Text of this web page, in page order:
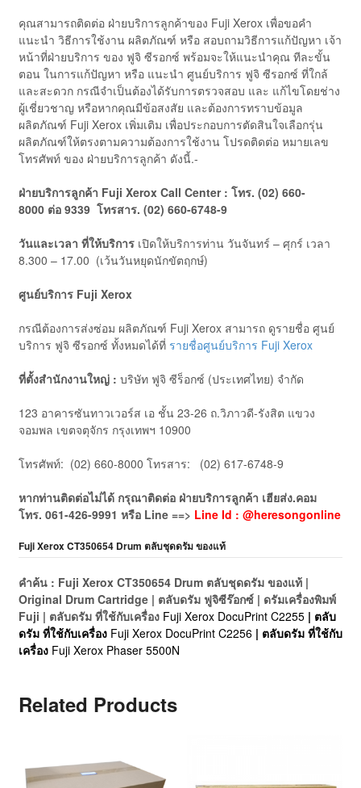
คุณสามารถติดต่อ ฝ่ายบริการลูกค้าของ Fuji Xerox เพื่อขอคำ
แนะนำ วิธีการใช้งาน ผลิตภัณฑ์ หรือ สอบถามวิธีการแก้ปัญหา เจ้า
หน้าที่ฝ่ายบริการ ของ ฟูจิ ซีรอกซ์ พร้อมจะให้แนะนำคุณ ทีละขั้น
ตอน ในการแก้ปัญหา หรือ แนะนำ ศูนย์บริการ ฟูจิ ซีรอกซ์ ที่ใกล้
และสะดวก กรณีจำเป็นต้องได้รับการตรวจสอบ และ แก้ไขโดยช่าง
ผู้เชี่ยวชาญ หรือหากคุณมีข้อสงสัย และต้องการทราบข้อมูล
ผลิตภัณฑ์ Fuji Xerox เพิ่มเติม เพื่อประกอบการตัดสินใจเลือกรุ่น
ผลิตภัณฑ์ให้ตรงตามความต้องการใช้งาน โปรดติดต่อ หมายเลข
โทรศัพท์ ของ ฝ่ายบริการลูกค้า ดังนี้.-
ฝ่ายบริการลูกค้า Fuji Xerox Call Center: โทร. (02) 660-
8000 ต่อ 9339 โทรสาร. (02) 660-6748-9
วันและเวลา ที่ให้บริการเปิดให้บริการท่าน วันจันทร์ – ศุกร์ เวลา
8.300 – 17.00 (เว้นวันหยุดนักขัตฤกษ์)
ศูนย์บริการ Fuji Xerox
กรณีต้องการส่งซ่อม ผลิตภัณฑ์ Fuji Xerox สามารถ ดูรายชื่อ ศูนย์
บริการ ฟูจิ ซีรอกซ์ ทั้งหมดได้ที่ รายชื่อศูนย์บริการ Fuji Xerox
ที่ตั้งสำนักงานใหญ่ : บริษัท ฟูจิ ซีร็อกซ์ (ประเทศไทย) จำกัด
123 อาคารซันทาวเวอร์ส เอ ชั้น 23-26 ถ.วิภาวดี-รังสิต แขวง
จอมพล เขตจตุจักร กรุงเทพฯ 10900
โทรศัพท์: (02) 660-8000 โทรสาร: (02) 617-6748-9
หากท่านติดต่อไม่ได้ กรุณาติดต่อ ฝ่ายบริการลูกค้า เฮียส่ง.คอม
โทร. 061-426-9991 หรือ Line ==> Line Id : @heresongonline
Fuji Xerox CT350654 Drum ตลับชุดดรัม ของแท้
คำค้น : Fuji Xerox CT350654 Drum ตลับชุดดรัม ของแท้ |
Original Drum Cartridge | ตลับดรัม ฟูจิซีร๊อกซ์ | ดรัมเครื่องพิมพ์
Fuji | ตลับดรัม ที่ใช้กับเครื่อง Fuji Xerox DocuPrint C2255 | ตลับ
ดรัม ที่ใช้กับเครื่อง Fuji Xerox DocuPrint C2256 | ตลับดรัม ที่ใช้กับ
เครื่อง Fuji Xerox Phaser 5500N
Related Products